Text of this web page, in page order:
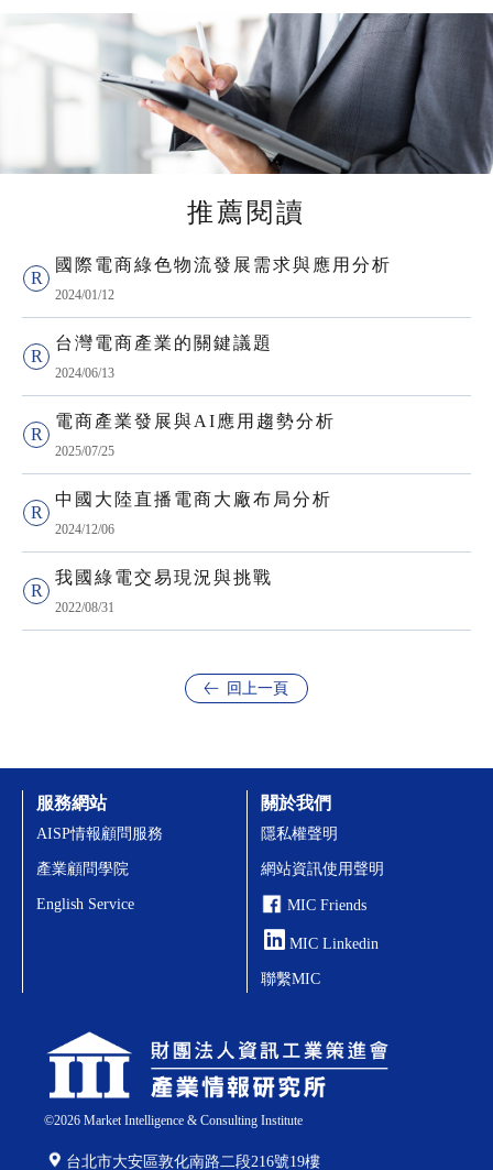
推薦閱讀
國際電商綠色物流發展需求與應用分析
2024/01/12
台灣電商產業的關鍵議題
2024/06/13
電商產業發展與AI應用趨勢分析
2025/07/25
中國大陸直播電商大廠布局分析
2024/12/06
我國綠電交易現況與挑戰
2022/08/31
回上一頁
©2026Market Intelligence & Consulting Institute
台北市大安區敦化南路二段216號19樓
服務網站
AISP情報顧問服務
產業顧問學院
English Service
關於我們
隱私權聲明
網站資訊使用聲明
MIC Friends
MIC Linkedin
聯繫MIC